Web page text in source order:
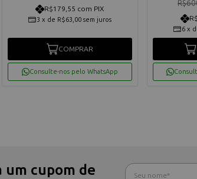
R$179,55 com PIX
3 x de R$63,00 sem juros
COMPRAR
Consulte-nos pelo WhatsApp
6 x
um cupom de